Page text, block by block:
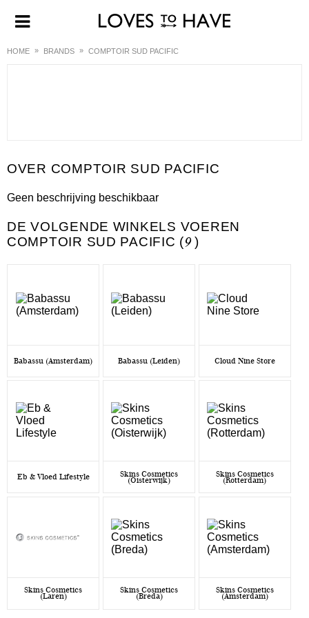
HOME BRANDS COMPTOIR SUD PACIFIC
COMPTOIR SUD PACIFIC
Geen beschrijving beschikbaar
DE VOLGENDE WINKELS VOEREN
COMPTOIR SUD PACIFIC (9)
Babassu (Amsterdam) Babassu (Leiden) Cloud Nine Store
Eb & Vloed Lifestyle Skins Cosmetics
(Oisterwijk)
Skins Cosmetics
(Rotterdam)
Skins Cosmetics
(Laren)
Skins Cosmetics
(Breda)
Skins Cosmetics
(Amsterdam)